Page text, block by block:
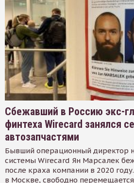
Сбежавший в Россию экс-
финтеха Wirecard занялся
автозапчастями
Бывший операционный директор
системы Wirecard Ян Марсалек
после краха компании в 2020
в Москве, свободно